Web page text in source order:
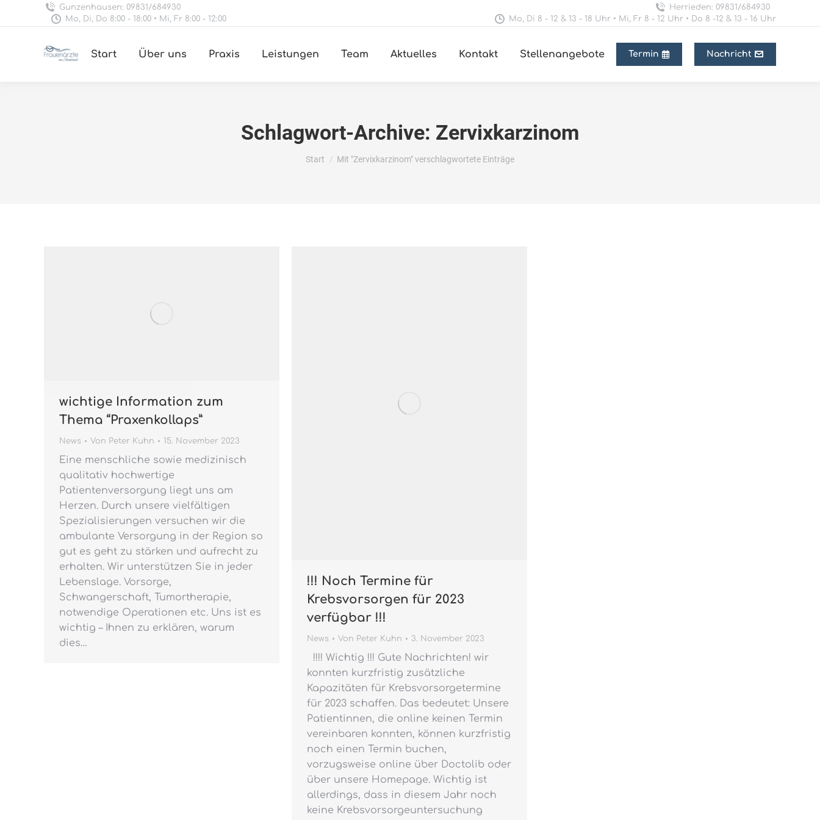
Gunzenhausen: 09831/684930
Mo, Di, Do 8:00 - 18:00 • Mi, Fr 8:00 - 12:00
Herrieden: 09831/684930
Mo, Di 8 - 12 & 13 - 18 Uhr • Mi, Fr 8 - 12 Uhr • Do 8 -12 & 13 - 16 Uhr
Start Über uns Praxis Leistungen Team Aktuelles Kontakt Stellenangebote Termin Nachricht
Schlagwort-Archive: Zervixkarzinom
Sie befinden sich hier:
Start Mit "Zervixkarzinom" verschlagwortete Einträge
wichtige Information zum
Thema “Praxenkollaps”
News Von Peter Kuhn 15. November 2023
Eine menschliche sowie medizinisch
qualitativ hochwertige
Patientenversorgung liegt uns am
Herzen. Durch unsere vielfältigen
Spezialisierungen versuchen wir die
ambulante Versorgung in der Region so
gut es geht zu stärken und aufrecht zu
erhalten. Wir unterstützen Sie in jeder
Lebenslage. Vorsorge,
Schwangerschaft, Tumortherapie,
notwendige Operationen etc. Uns ist es
wichtig – Ihnen zu erklären, warum
dies…
!!! Noch Termine für
Krebsvorsorgen für 2023
verfügbar !!!
News Von Peter Kuhn 3. November 2023
!!!! Wichtig !!! Gute Nachrichten! wir
konnten kurzfristig zusätzliche
Kapazitäten für Krebsvorsorgetermine
für 2023 schaffen. Das bedeutet: Unsere
Patientinnen, die online keinen Termin
vereinbaren konnten, können kurzfristig
noch einen Termin buchen,
vorzugsweise online über Doctolib oder
über unsere Homepage. Wichtig ist
allerdings, dass in diesem Jahr noch
keine Krebsvorsorgeuntersuchung